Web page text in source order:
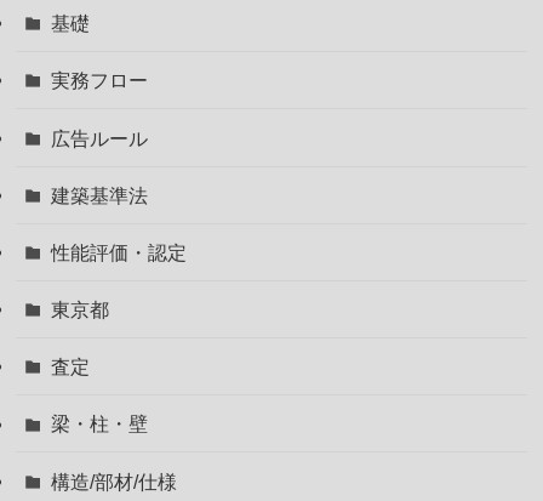
基礎
実務フロー
広告ルール
建築基準法
性能評価・認定
東京都
査定
梁・柱・壁
構造/部材/仕様